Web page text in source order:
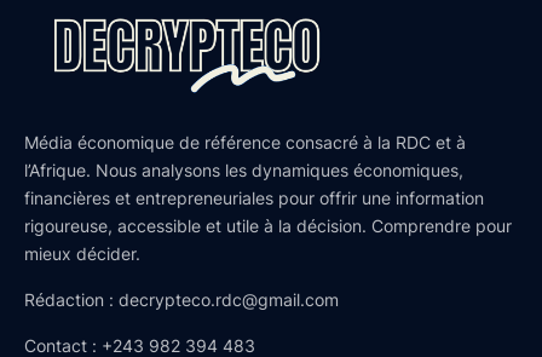
Média économique de référence consacré à la RDC et à
l’Afrique. Nous analysons les dynamiques économiques,
financières et entrepreneuriales pour offrir une information
rigoureuse, accessible et utile à la décision. Comprendre pour
mieux décider.
Rédaction : decrypteco.rdc@gmail.com
Contact : +243 982 394 483